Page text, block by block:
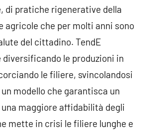
di pratiche rigenerative della
che per molti anni sono
del cittadino. TendE
le produzioni in
le filiere, svincolandosi
modello che garantisca un
maggiore affidabilità degli
mette in crisi le filiere lunghe e